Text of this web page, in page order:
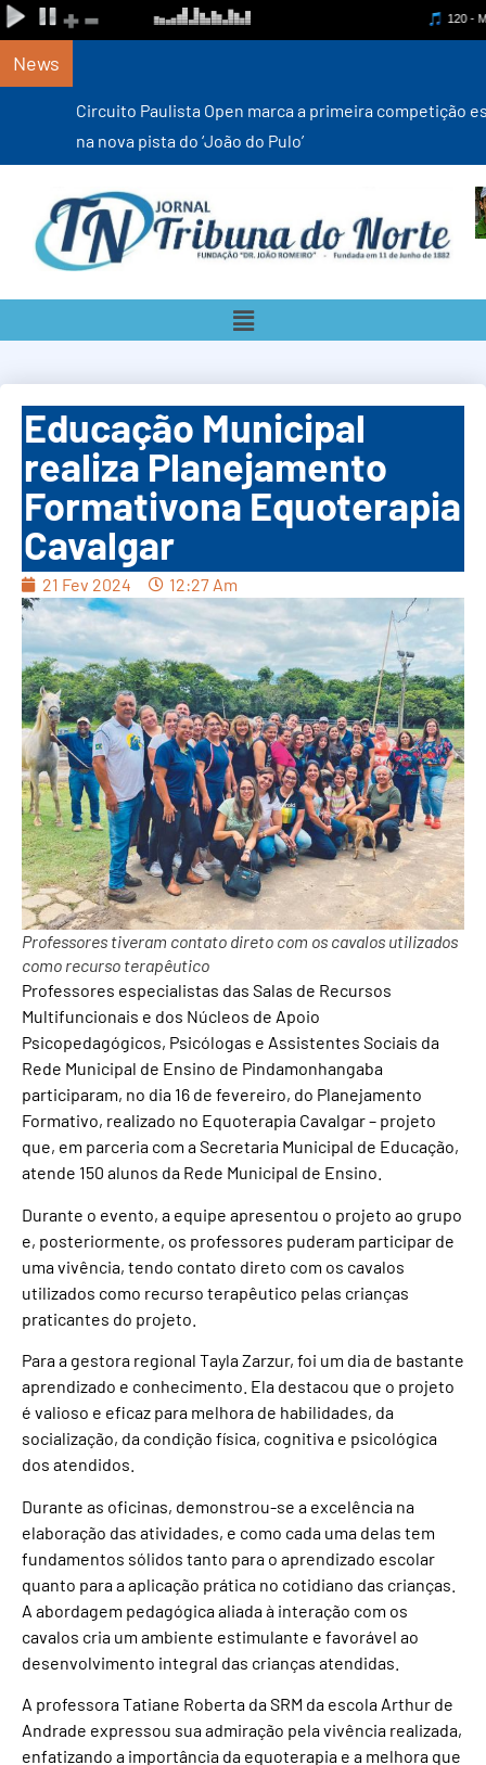
News
Circuito Paulista Open marca a primeira competição estadual
na nova pista do ‘João do Pulo’
Educação Municipal
realiza Planejamento
Formativona Equoterapia
Cavalgar
21 Fev 2024 12:27 Am
Professores tiveram contato direto com os cavalos utilizados
como recurso terapêutico
Professores especialistas das Salas de Recursos
Multifuncionais e dos Núcleos de Apoio
Psicopedagógicos, Psicólogas e Assistentes Sociais da
Rede Municipal de Ensino de Pindamonhangaba
participaram, no dia 16 de fevereiro, do Planejamento
Formativo, realizado no Equoterapia Cavalgar – projeto
que, em parceria com a Secretaria Municipal de Educação,
atende 150 alunos da Rede Municipal de Ensino.
Durante o evento, a equipe apresentou o projeto ao grupo
e, posteriormente, os professores puderam participar de
uma vivência, tendo contato direto com os cavalos
utilizados como recurso terapêutico pelas crianças
praticantes do projeto.
Para a gestora regional Tayla Zarzur, foi um dia de bastante
aprendizado e conhecimento. Ela destacou que o projeto
é valioso e eficaz para melhora de habilidades, da
socialização, da condição física, cognitiva e psicológica
dos atendidos.
Durante as oficinas, demonstrou-se a excelência na
elaboração das atividades, e como cada uma delas tem
fundamentos sólidos tanto para o aprendizado escolar
quanto para a aplicação prática no cotidiano das crianças.
A abordagem pedagógica aliada à interação com os
cavalos cria um ambiente estimulante e favorável ao
desenvolvimento integral das crianças atendidas.
A professora Tatiane Roberta da SRM da escola Arthur de
Andrade expressou sua admiração pela vivência realizada,
enfatizando a importância da equoterapia e a melhora que